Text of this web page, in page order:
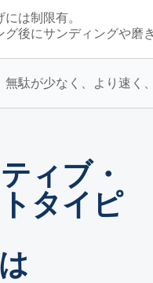
は制限有。
グ後にサンディングや磨
無駄が少なく、より速く
ィブ・
タイピ